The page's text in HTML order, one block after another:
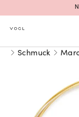
Mehr
Rolex
Schmuck